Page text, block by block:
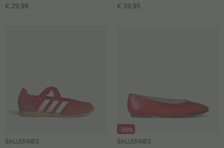
€ 29,99 € 39,95
BALLERINES
-50%
BALLERINES